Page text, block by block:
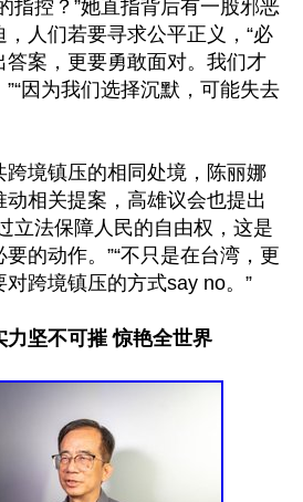
指控？”她直指背后有一股邪恶
人们若要寻求公平正义，“必
案，更要勇敢面对。我们才
因为我们选择沉默，可能失去
境镇压的相同处境，陈丽娜
相关提案，高雄议会也提出
立法保障人民的自由权，这是
要的动作。”“不只是在台湾，更
跨境镇压的方式say no。”
坚不可摧 惊艳全世界